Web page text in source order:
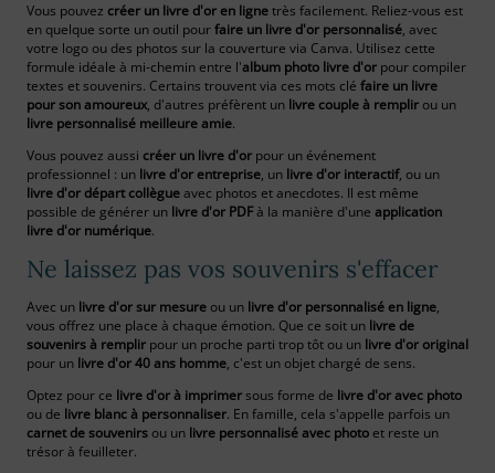
Vous pouvez créer un livre d'or en lignetrès facilement. Reliez-vous est
en quelque sorte un outil pourfaire un livre d'or personnalisé, avec
votre logo ou des photos sur la couverture via Canva. Utilisez cette
formule idéale à mi-chemin entre l'album photo livre d'or pour compiler
textes et souvenirs. Certains trouvent via ces mots clé faire un livre
pour son amoureux, d'autres préfèrent un livre couple à remplir ou un
livre personnalisé meilleure amie.
Vous pouvez aussi créer un livre d'or pour un événement
professionnel : un livre d'or entreprise, un livre d'or interactif, ou un
livre d'or départ collègueavec photos et anecdotes. Il est même
possible de générer un livre d'or PDFà la manière d'une application
livre d'or numérique.
Ne laissez pas vos souvenirs s'effacer
Avec un livre d'or sur mesure ou un livre d'or personnalisé en ligne,
vous offrez une place à chaque émotion. Que ce soit un livre de
souvenirs à remplir pour un proche parti trop tôt ou un livre d'or original
pour un livre d'or 40 ans homme, c'est un objet chargé de sens.
Optez pour ce livre d'or à imprimersous forme de livre d'or avec photo
ou de livre blanc à personnaliser. En famille, cela s'appelle parfois un
carnet de souvenirs ou un livre personnalisé avec photo et reste un
trésor à feuilleter.